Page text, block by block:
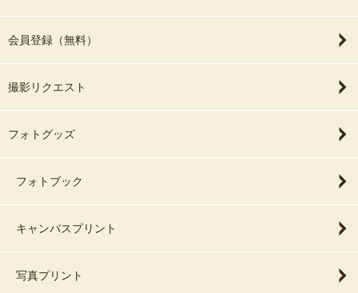
会員登録（無料）
撮影リクエスト
フォトグッズ
フォトブック
キャンバスプリント
写真プリント